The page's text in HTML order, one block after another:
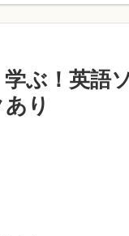
ぶ！英語
り